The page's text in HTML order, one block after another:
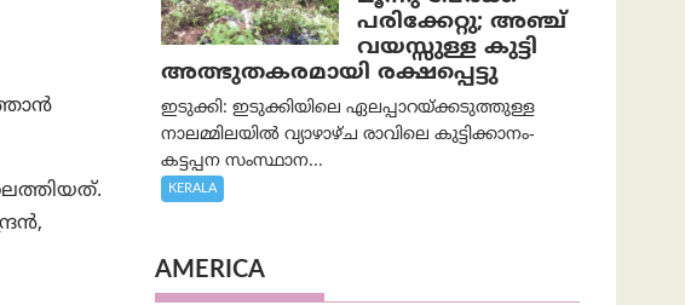
പരിക്കേറ്റു; അഞ്ച്
വയസ്സുള്ള കുട്ടി
അത്ഭുതകരമായി രക്ഷപ്പെട്ടു
ഇടുക്കി: ഇടുക്കിയിലെ ഏലപ്പാറയ്ക്കടുത്തുള്ള
നാലമ്മിലയിൽ വ്യാഴാഴ്ച രാവിലെ കുട്ടിക്കാനം-
കട്ടപ്പന സംസ്ഥാന...
KERALA
AMERICA